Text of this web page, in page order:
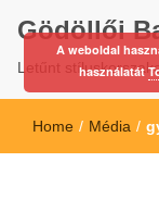
Gödöllői
Letűnt
Home / Média /
A weboldal
használatát